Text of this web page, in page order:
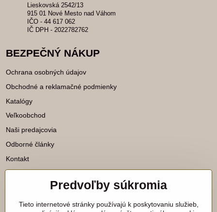
Lieskovská 2542/13
915 01 Nové Mesto nad Váhom
IČO - 44 617 062
IČ DPH - 2022782762
BEZPEČNÝ NÁKUP
Ochrana osobných údajov
Obchodné a reklamačné podmienky
Katalógy
Veľkoobchod
Naši predajcovia
Odborné články
Kontakt
Katalógy na stiahnutie
Predvoľby súkromia
Tieto internetové stránky používajú k poskytovaniu služieb,